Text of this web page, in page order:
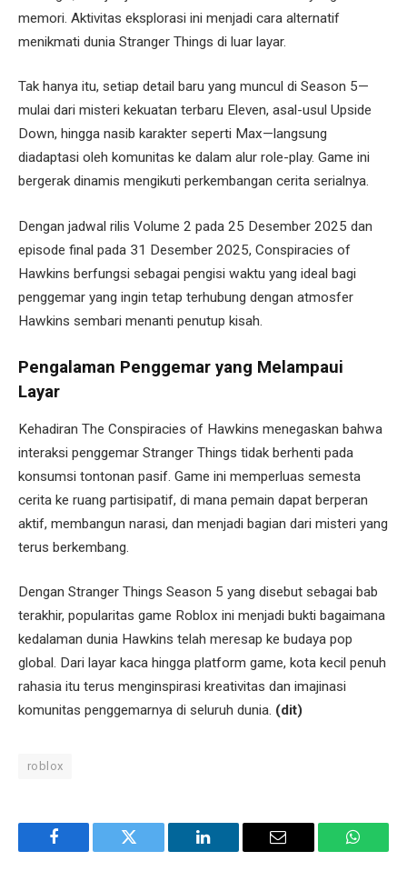
memori. Aktivitas eksplorasi ini menjadi cara alternatif
menikmati dunia Stranger Things di luar layar.
Tak hanya itu, setiap detail baru yang muncul di Season 5—
mulai dari misteri kekuatan terbaru Eleven, asal-usul Upside
Down, hingga nasib karakter seperti Max—langsung
diadaptasi oleh komunitas ke dalam alur role-play. Game ini
bergerak dinamis mengikuti perkembangan cerita serialnya.
Dengan jadwal rilis Volume 2 pada 25 Desember 2025 dan
episode final pada 31 Desember 2025, Conspiracies of
Hawkins berfungsi sebagai pengisi waktu yang ideal bagi
penggemar yang ingin tetap terhubung dengan atmosfer
Hawkins sembari menanti penutup kisah.
Pengalaman Penggemar yang Melampaui
Layar
Kehadiran The Conspiracies of Hawkins menegaskan bahwa
interaksi penggemar Stranger Things tidak berhenti pada
konsumsi tontonan pasif. Game ini memperluas semesta
cerita ke ruang partisipatif, di mana pemain dapat berperan
aktif, membangun narasi, dan menjadi bagian dari misteri yang
terus berkembang.
Dengan Stranger Things Season 5 yang disebut sebagai bab
terakhir, popularitas game Roblox ini menjadi bukti bagaimana
kedalaman dunia Hawkins telah meresap ke budaya pop
global. Dari layar kaca hingga platform game, kota kecil penuh
rahasia itu terus menginspirasi kreativitas dan imajinasi
komunitas penggemarnya di seluruh dunia. (dit)
roblox
Facebook Twitter LinkedIn Email